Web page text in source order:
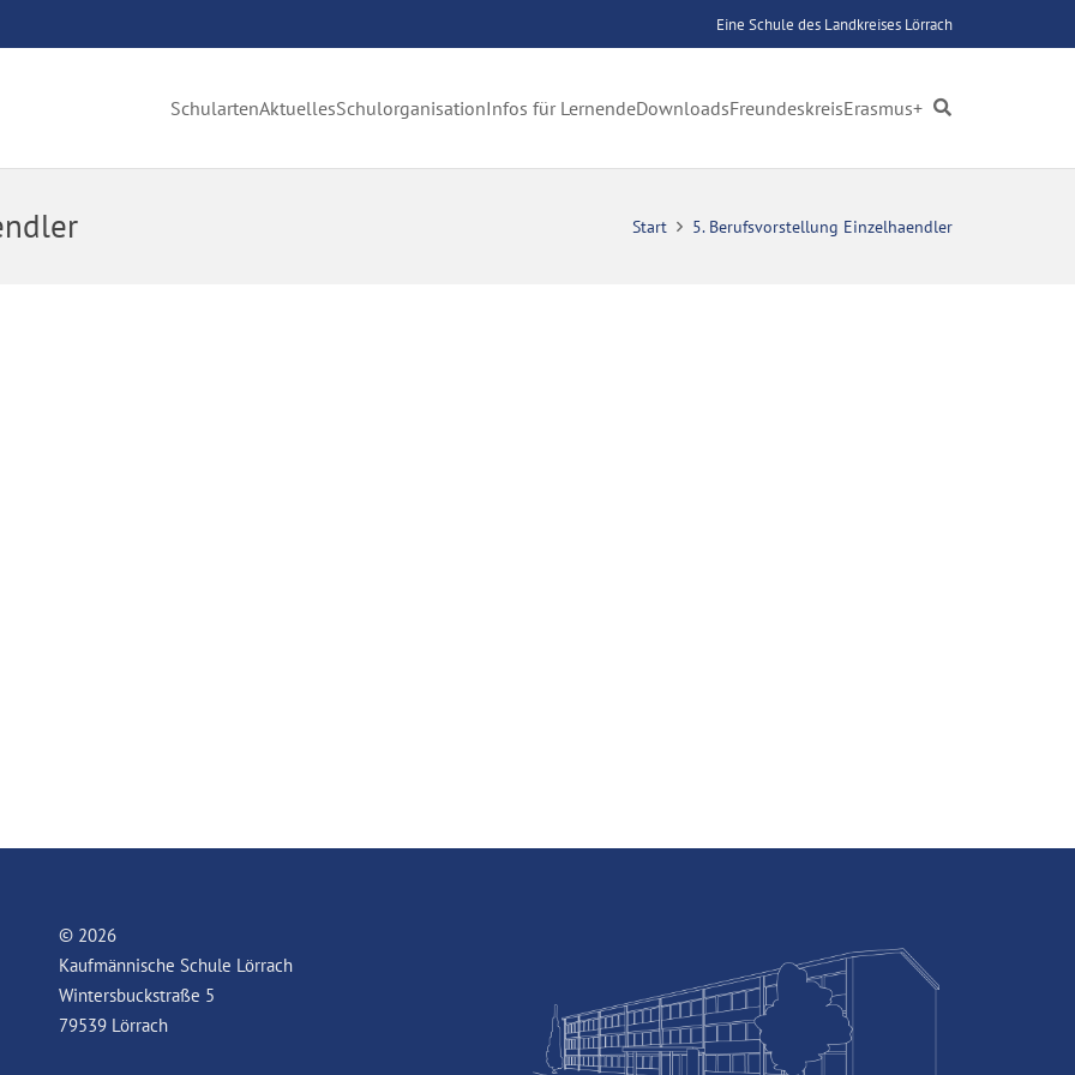
Eine Schule des Landkreises Lörrach
SchulartenAktuellesSchulorganisationInfos für LernendeDownloadsFreundeskreisErasmus+
Start 5. Berufsvorstellung Einzelhaendler
© 2026
Kaufmännische Schule Lörrach
Wintersbuckstraße 5
79539 Lörrach